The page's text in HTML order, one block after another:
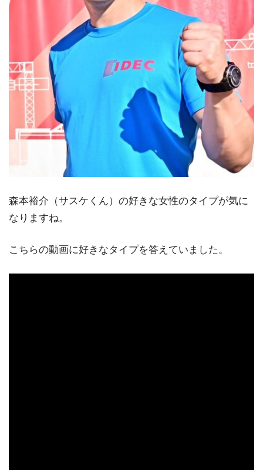
森本裕介（サスケくん）の好きな女性のタイプが気に
なりますね。
こちらの動画に好きなタイプを答えていました。